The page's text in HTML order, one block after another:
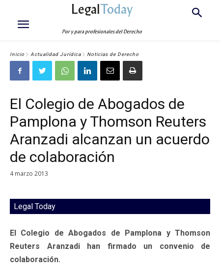
LegalToday
Por y para profesionales del Derecho
Inicio Actualidad Jurídica Noticias de Derecho
El Colegio de Abogados de
Pamplona y Thomson Reuters
Aranzadi alcanzan un acuerdo
de colaboración
4 marzo 2013
Legal Today
El Colegio de Abogados de Pamplona y Thomson
Reuters Aranzadi han firmado un convenio de
colaboración.